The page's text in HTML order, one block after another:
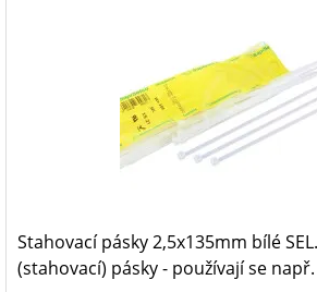
Stahovací pásky 2,5x135mm bílé
(stahovací) pásky - používají se